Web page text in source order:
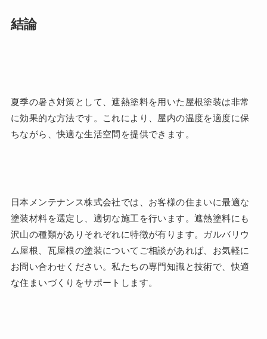
結論
夏季の暑さ対策として、遮熱塗料を用いた屋根塗装は非常
に効果的な方法です。これにより、屋内の温度を適度に保
ちながら、快適な生活空間を提供できます。
日本メンテナンス株式会社では、お客様の住まいに最適な
塗装材料を選定し、適切な施工を行います。遮熱塗料にも
沢山の種類がありそれぞれに特徴が有ります。ガルバリウ
ム屋根、瓦屋根の塗装についてご相談があれば、お気軽に
お問い合わせください。私たちの専門知識と技術で、快適
な住まいづくりをサポートします。